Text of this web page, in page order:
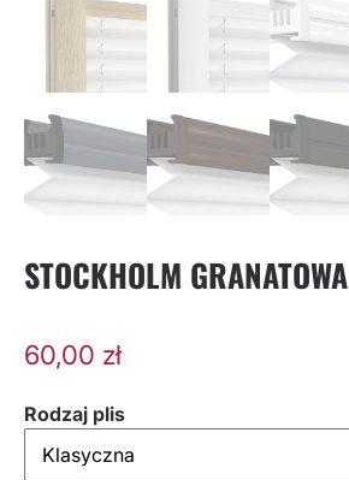
STOCKHOLM GRANATOWA
60,00 zł
Rodzaj plis